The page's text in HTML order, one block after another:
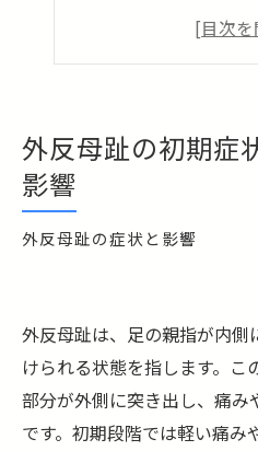
外反母趾の症状と影響
外反母趾の初期症
影響
外反母趾は、足の親指が内
けられる状態を指します。こ
部分が外側に突き出し、痛
です。初期段階では軽い痛み